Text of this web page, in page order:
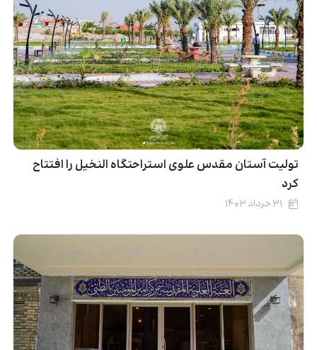
تولیت آستان مقدس علوی استراحتگاه النخیل را افتتاح
کرد
۳۱ خرداد ۱۴۰۳